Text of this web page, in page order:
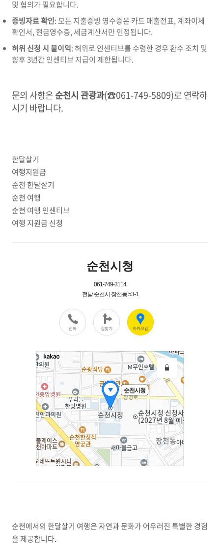
및 협의가 필요합니다.
증빙자료 확인: 모든 지출증빙 영수증은 카드 매출전표, 계좌이체
확인서, 현금영수증, 세금계산서만 인정됩니다.
허위 신청 시 불이익: 허위로 인센티브를 수령한 경우 환수 조치 및
향후 3년간 인센티브 지급이 제한됩니다.
문의 사항은순천시 관광과(☎061-749-5809)로 연락하
시기 바랍니다.
한달살기
여행지원금
순천 한달살기
순천 여행
순천 여행 인센티브
여행 지원금 신청
순천에서의 한달살기 여행은 자연과 문화가 어우러진 특별한 경험
을 제공합니다.